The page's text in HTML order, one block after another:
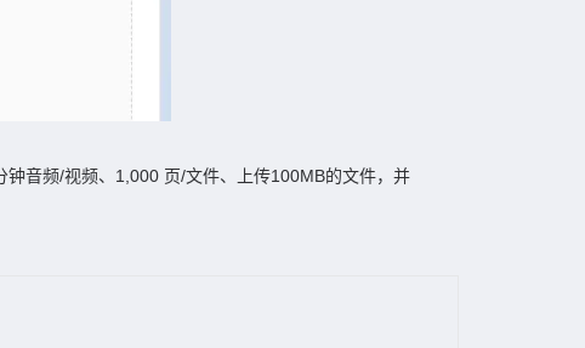
音频/视频、1,000 页/文件、上传100MB的文件，并